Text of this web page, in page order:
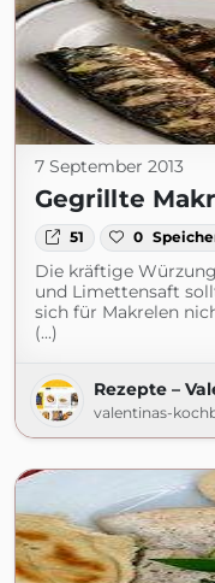
7 September 2013
Gegrillte
51 0
Die kräftige
und Limettensaft
sich für Makrelen
(...)
Rezepte –
valentinas-